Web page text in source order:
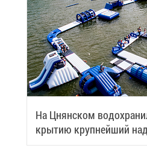
На Цнян­ском
кры­тию круп­ней­ший
Бе­ла­ру­си